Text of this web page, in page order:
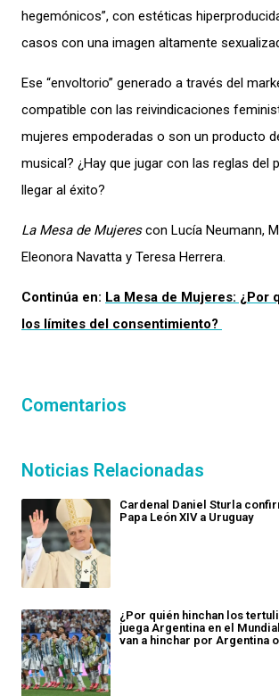
hegemónicos”, con estéticas
casos con una imagen altamente
Ese “envoltorio” generado a través del
compatible con las reivindicaciones
mujeres empoderadas o son un producto
musical? ¿Hay que jugar con las reglas del
llegar al éxito?
La Mesa de Mujerescon Lucía Neumann,
Eleonora Navatta y Teresa Herrera.
Continúa en: La Mesa de Mujeres: ¿Por
los límites del consentimiento?
Comentarios
Noticias Relacionadas
Cardenal Daniel Sturla
Papa León XIV a Uruguay
¿Por quién hinchan los
juega Argentina en el
van a hinchar por Argentina